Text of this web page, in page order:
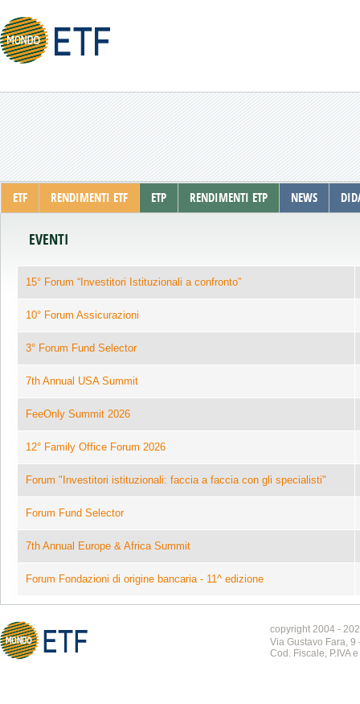
ETF RENDIMENTI ETF ETP RENDIMENTI ETP NEWS
EVENTI
15° Forum “Investitori Istituzionali a confronto”
10° Forum Assicurazioni
3° Forum Fund Selector
7th Annual USA Summit
FeeOnly Summit 2026
12° Family Office Forum 2026
Forum "Investitori istituzionali: faccia a faccia con gli specialisti"
Forum Fund Selector
7th Annual Europe & Africa Summit
Forum Fondazioni di origine bancaria - 11^ edizione
copyright 2004 -
Via Gustavo Fara, 9
Cod. Fiscale, P.IVA